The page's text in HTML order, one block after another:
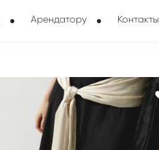
Арендатору Контакты